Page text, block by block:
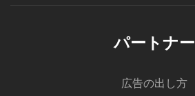
パートナー
広告の出し方